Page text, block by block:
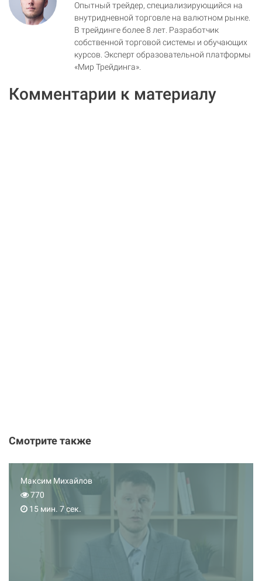
Опытный трейдер, специализирующийся на
внутридневной торговле на валютном рынке.
В трейдинге более 8 лет. Разработчик
собственной торговой системы и обучающих
курсов. Эксперт образовательной платформы
«Мир Трейдинга».
Комментарии к материалу
Смотрите также
Максим Михайлов
770
15 мин. 7 сек.